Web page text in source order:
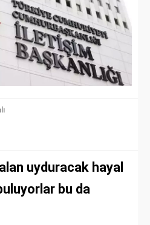
uyduracak hayal
bu da